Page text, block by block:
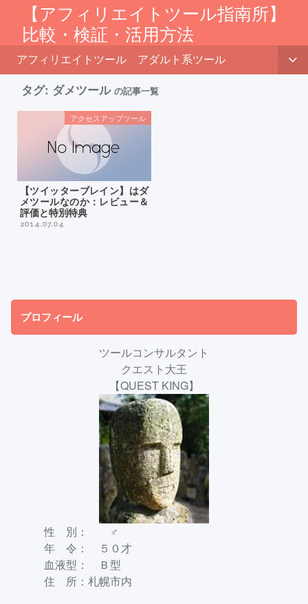
【アフィリエイトツール指南所】
比較・検証・活用方法
アフィリエイトツール アダルト系ツール
タグ: ダメツール の記事一覧
【ツイッターブレイン】はダ
メツールなのか：レビュー＆
評価と特別特典
2014.07.04
アクセスアップツール
プロフィール
ツールコンサルタント
クエスト大王
【QUEST KING】
性 別： ♂
年 令： ５０才
血液型： Ｂ型
住 所：札幌市内